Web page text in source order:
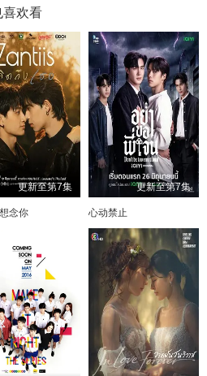
喜欢看
更新至第7集
念你
更新至第7集
心动禁止